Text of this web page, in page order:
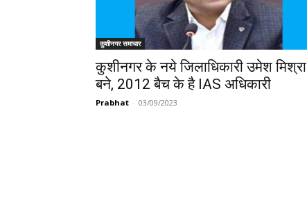
कुशीनगर समाचार
कुशीनगर के नये जिलाधिकारी उमेश मिश्रा
बने, 2012 बैच के है IAS अधिकारी
Prabhat - 03/09/2023